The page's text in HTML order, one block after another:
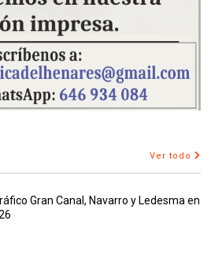
Ver todo
Gran Canal, Navarro y Ledesma en